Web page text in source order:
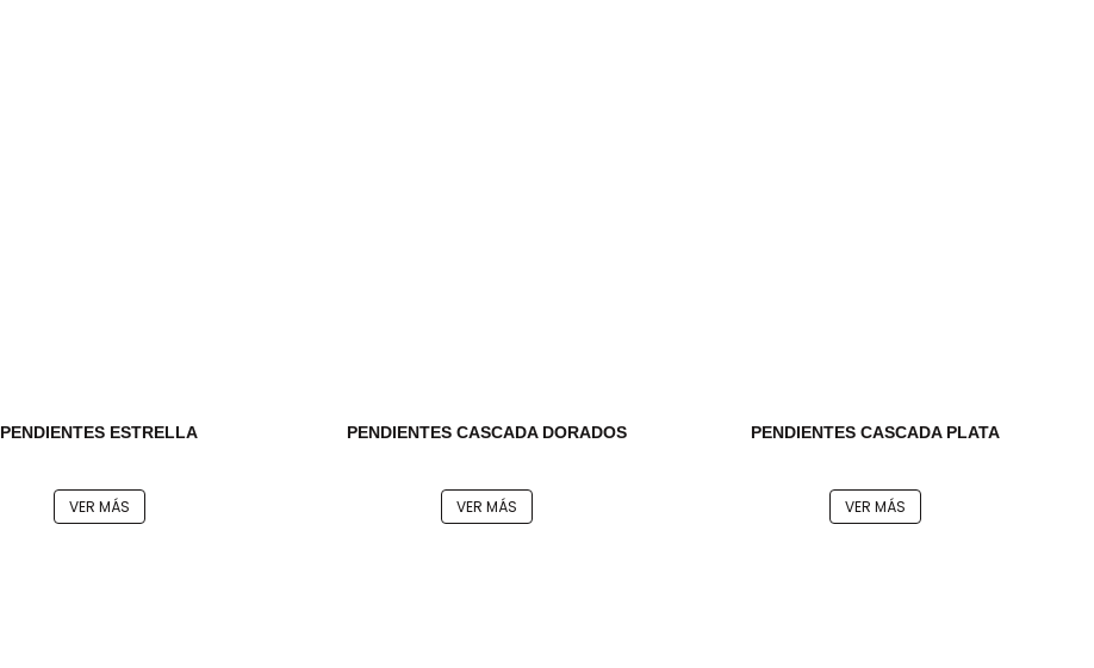
PENDIENTES ESTRELLA
VER MÁS
PENDIENTES CASCADA DORADOS
VER MÁS
PENDIENTES CASCADA PLATA
VER MÁS